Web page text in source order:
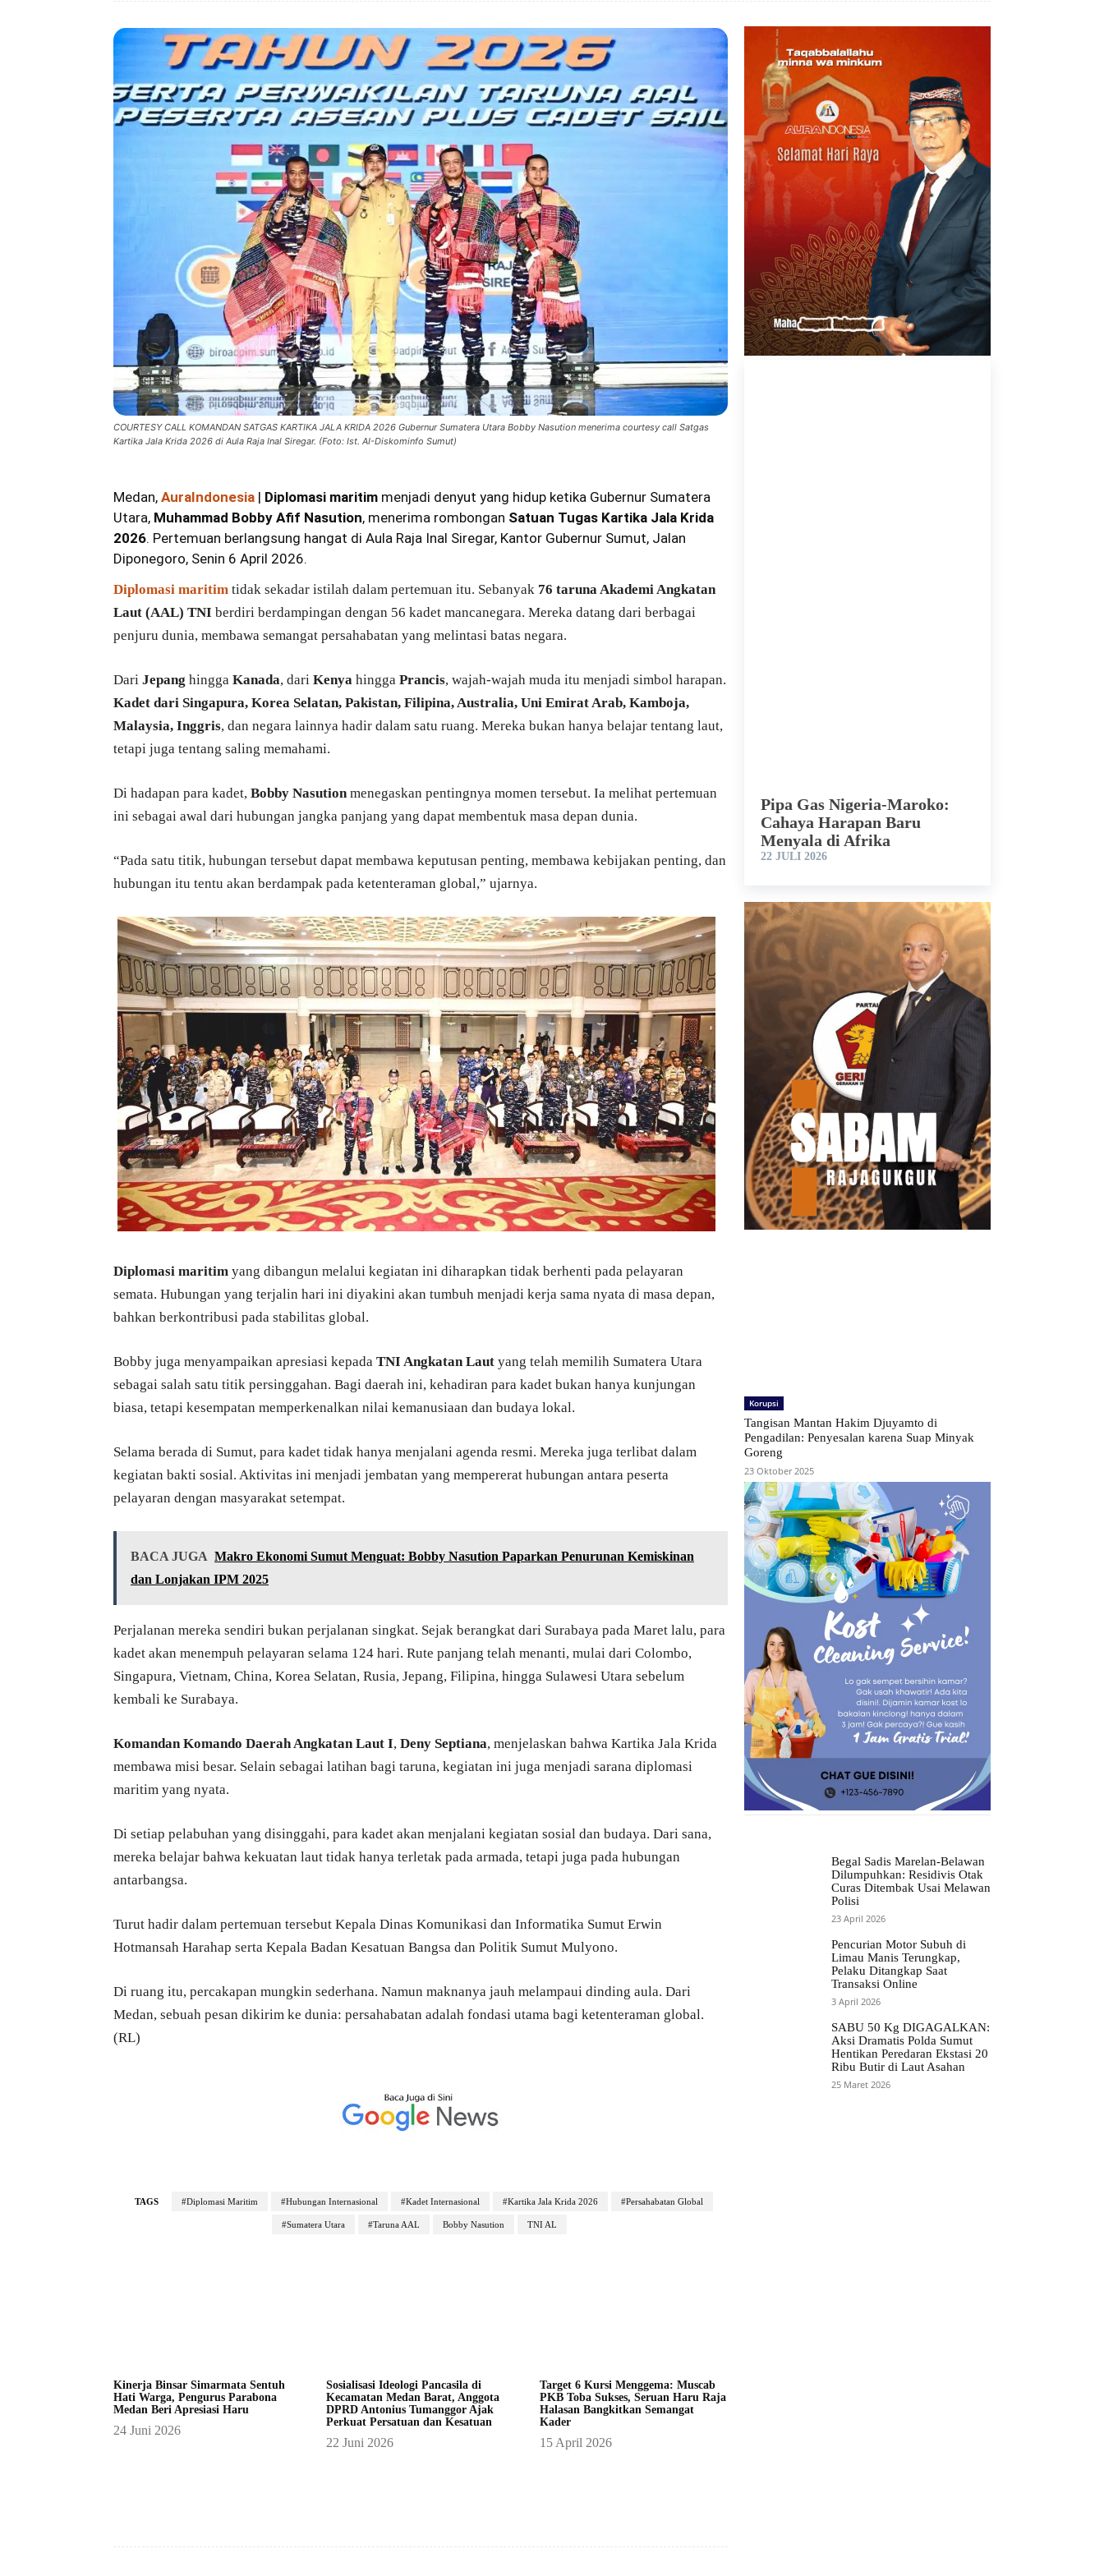
COURTESY CALL KOMANDAN SATGAS KARTIKA JALA KRIDA 2026 Gubernur Sumatera Utara Bobby Nasution menerima courtesy call Satgas
Kartika Jala Krida 2026 di Aula Raja Inal Siregar. (Foto: Ist. AI-Diskominfo Sumut)
Medan, AuraIndonesia | Diplomasi maritim menjadi denyut yang hidup ketika Gubernur Sumatera
Utara, Muhammad Bobby Afif Nasution, menerima rombongan Satuan Tugas Kartika Jala Krida
2026. Pertemuan berlangsung hangat di Aula Raja Inal Siregar, Kantor Gubernur Sumut, Jalan
Diponegoro, Senin 6 April 2026.
Diplomasi maritim tidak sekadar istilah dalam pertemuan itu. Sebanyak 76 taruna Akademi Angkatan
Laut (AAL) TNI berdiri berdampingan dengan 56 kadet mancanegara. Mereka datang dari berbagai
penjuru dunia, membawa semangat persahabatan yang melintasi batas negara.
Dari Jepang hingga Kanada, dari Kenya hingga Prancis, wajah-wajah muda itu menjadi simbol harapan.
Kadet dari Singapura, Korea Selatan, Pakistan, Filipina, Australia, Uni Emirat Arab, Kamboja,
Malaysia, Inggris, dan negara lainnya hadir dalam satu ruang. Mereka bukan hanya belajar tentang laut,
tetapi juga tentang saling memahami.
Di hadapan para kadet, Bobby Nasution menegaskan pentingnya momen tersebut. Ia melihat pertemuan
ini sebagai awal dari hubungan jangka panjang yang dapat membentuk masa depan dunia.
“Pada satu titik, hubungan tersebut dapat membawa keputusan penting, membawa kebijakan penting, dan
hubungan itu tentu akan berdampak pada ketenteraman global,” ujarnya.
Diplomasi maritim yang dibangun melalui kegiatan ini diharapkan tidak berhenti pada pelayaran
semata. Hubungan yang terjalin hari ini diyakini akan tumbuh menjadi kerja sama nyata di masa depan,
bahkan berkontribusi pada stabilitas global.
Bobby juga menyampaikan apresiasi kepada TNI Angkatan Laut yang telah memilih Sumatera Utara
sebagai salah satu titik persinggahan. Bagi daerah ini, kehadiran para kadet bukan hanya kunjungan
biasa, tetapi kesempatan memperkenalkan nilai kemanusiaan dan budaya lokal.
Selama berada di Sumut, para kadet tidak hanya menjalani agenda resmi. Mereka juga terlibat dalam
kegiatan bakti sosial. Aktivitas ini menjadi jembatan yang mempererat hubungan antara peserta
pelayaran dengan masyarakat setempat.
BACA JUGA Makro Ekonomi Sumut Menguat: Bobby Nasution Paparkan Penurunan Kemiskinan
dan Lonjakan IPM 2025
Perjalanan mereka sendiri bukan perjalanan singkat. Sejak berangkat dari Surabaya pada Maret lalu, para
kadet akan menempuh pelayaran selama 124 hari. Rute panjang telah menanti, mulai dari Colombo,
Singapura, Vietnam, China, Korea Selatan, Rusia, Jepang, Filipina, hingga Sulawesi Utara sebelum
kembali ke Surabaya.
Komandan Komando Daerah Angkatan Laut I, Deny Septiana, menjelaskan bahwa Kartika Jala Krida
membawa misi besar. Selain sebagai latihan bagi taruna, kegiatan ini juga menjadi sarana diplomasi
maritim yang nyata.
Di setiap pelabuhan yang disinggahi, para kadet akan menjalani kegiatan sosial dan budaya. Dari sana,
mereka belajar bahwa kekuatan laut tidak hanya terletak pada armada, tetapi juga pada hubungan
antarbangsa.
Turut hadir dalam pertemuan tersebut Kepala Dinas Komunikasi dan Informatika Sumut Erwin
Hotmansah Harahap serta Kepala Badan Kesatuan Bangsa dan Politik Sumut Mulyono.
Di ruang itu, percakapan mungkin sederhana. Namun maknanya jauh melampaui dinding aula. Dari
Medan, sebuah pesan dikirim ke dunia: persahabatan adalah fondasi utama bagi ketenteraman global.
(RL)
TAGS #Diplomasi Maritim #Hubungan Internasional #Kadet Internasional #Kartika Jala Krida 2026 #Persahabatan Global
#Sumatera Utara #Taruna AAL Bobby Nasution TNI AL
Kinerja Binsar Simarmata Sentuh
Hati Warga, Pengurus Parabona
Medan Beri Apresiasi Haru
24 Juni 2026
Sosialisasi Ideologi Pancasila di
Kecamatan Medan Barat, Anggota
DPRD Antonius Tumanggor Ajak
Perkuat Persatuan dan Kesatuan
22 Juni 2026
Target 6 Kursi Menggema: Muscab
PKB Toba Sukses, Seruan Haru Raja
Halasan Bangkitkan Semangat
Kader
15 April 2026
Pipa Gas Nigeria-Maroko:
Cahaya Harapan Baru
Menyala di Afrika
22 JULI 2026
Korupsi
Tangisan Mantan Hakim Djuyamto di
Pengadilan: Penyesalan karena Suap Minyak
Goreng
23 Oktober 2025
Begal Sadis Marelan-Belawan
Dilumpuhkan: Residivis Otak
Curas Ditembak Usai Melawan
Polisi
23 April 2026
Pencurian Motor Subuh di
Limau Manis Terungkap,
Pelaku Ditangkap Saat
Transaksi Online
3 April 2026
SABU 50 Kg DIGAGALKAN:
Aksi Dramatis Polda Sumut
Hentikan Peredaran Ekstasi 20
Ribu Butir di Laut Asahan
25 Maret 2026